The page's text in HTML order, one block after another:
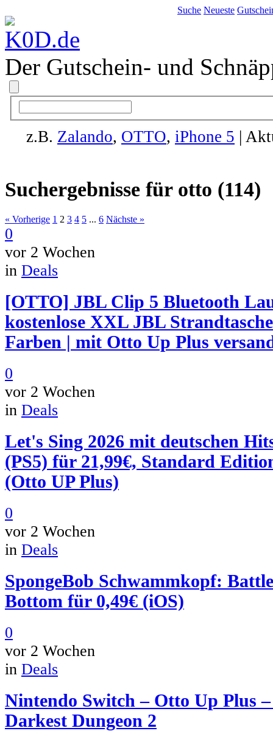
Suche Neueste
Der Gutschein- und
z.B. Zalando, OTTO, iPhone 5 |
Suchergebnisse für otto (114)
« Vorherige 1 2 3 4 5 ... 6 Nächste »
0
vor 2 Wochen
in Deals
[OTTO] JBL Clip 5 Bluetooth
kostenlose XXL JBL
Farben | mit Otto Up Plus
0
vor 2 Wochen
in Deals
Let's Sing 2026 mit deutschen
(PS5) für 21,99€, Standard
(Otto UP Plus)
0
vor 2 Wochen
in Deals
SpongeBob Schwammkopf:
Bottom für 0,49€ (iOS)
0
vor 2 Wochen
in Deals
Nintendo Switch – Otto Up Plus –
Darkest Dungeon 2